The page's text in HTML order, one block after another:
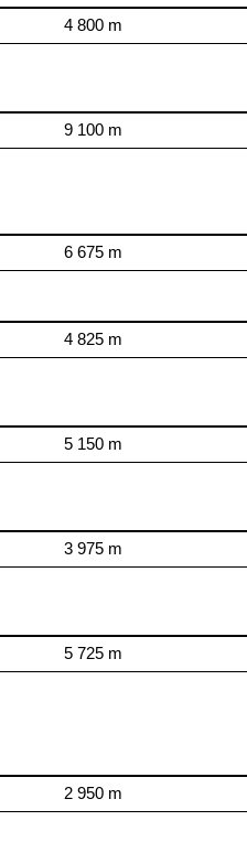
4 800 m
9 100 m
6 675 m
4 825 m
5 150 m
3 975 m
5 725 m
2 950 m